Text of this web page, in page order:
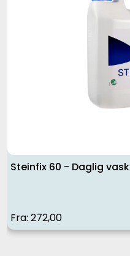
Steinfix 60 - Daglig vask
Fra: 272,00